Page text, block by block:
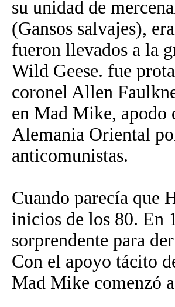
su unidad de
(Gansos salvajes),
fueron llevados a la
Wild Geese. fue
coronel Allen
en Mad Mike, apodo
Alemania Oriental
anticomunistas.
Cuando parecía que
inicios de los 80. En
sorprendente para
Con el apoyo tácito
Mad Mike comenzó